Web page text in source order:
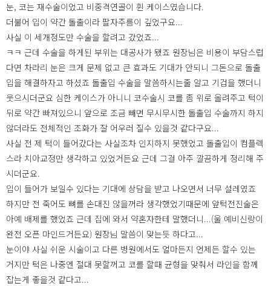
눈, 코는 재수술이었고 비중격연골이 휜 케이스였습니다.
더불어 입이 약간 돌출이라 팔자주름이 깊었구요...
사실 이 세개정도만 수술을 할려고 갔었죠...
ㅋㅋ 근데 수술을 하게된 부위는 대공사가 됐죠 원장님은 비용이 부담스럽
다면 차라리 눈은 크게 문제 없고 큰 효과도 기대가 안되니 그돈으로 돌출
입을 해결하자고 하셨죠 돌출입 수술을 말씀하시는줄 알고 기겁을 했더니
웃으시더군요 심한 케이스가 아니니 코수술시 코를 좀 위로 올려주고 턱이
뒤로 약간 빠져있으니 앞으로 조금 빼면 무시무시한 돌출입 수술까지 하지
않더라도 전체적인 조화가 잘 어우러 질수 있을것 같다구요...
사실 전 제 턱이 들어갔다는 사실조차 인지하지 못했었고 돌출입이 컴플렉
스라 치아교정만 생각하고 있었거든요 근데 그걸 아주 깔끔하게 정리해 주
시더군요.
입이 들어가 보일수 있다는 기대에 상담을 받고 나오면서 너무 설레였죠
하지만 전 죽어도 뼈를 손대진 않을꺼라 생각했었기때문에 앞턱전진술은
아예 배제를 했었죠 근데 집에 와서 약혼자한테 말했더니...(울 예비신랑이
완전 오픈 마인드거든요) 원장님 말씀이 맞는듯 하다고...
눈이야 사실 쉬운 시술이고 다른 병원에서도 얼마든지 언제든 할수 있는
거지만 턱은 나중엔 절대 못할꺼고 코를 할때 균형을 맞춰서 라인을 함께
잡는게 좋을것 같다고...